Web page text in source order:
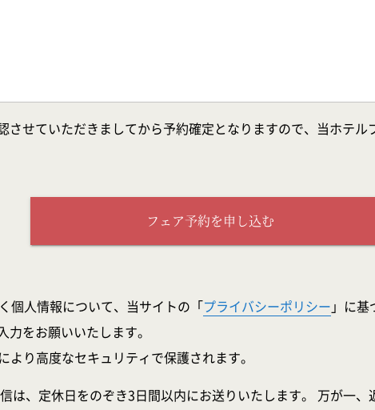
させていただきましてから予約確定となりますので、当ホテ
フェア予約を申し込む
個人情報について、当サイトの「プライバシーポリシー 」に基
をお願いいたします。
り高度なセキュリティで保護されます。
は、定休日をのぞき3日間以内にお送りいたします。 万が一